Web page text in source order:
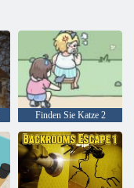
Finden Sie Katze 2